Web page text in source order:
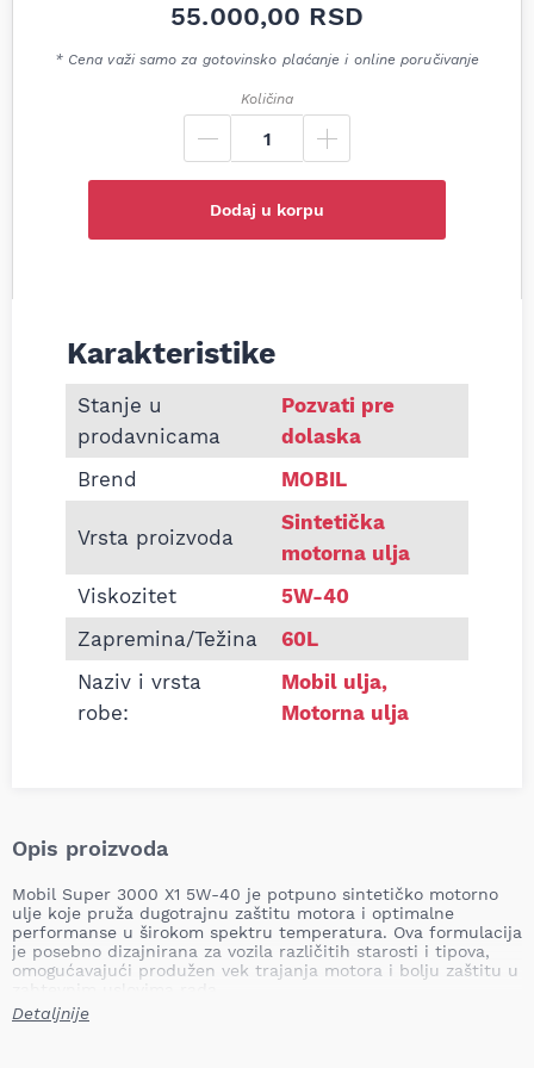
55.000,00 RSD
* Cena važi samo za gotovinsko plaćanje i online poručivanje
Količina
Dodaj u korpu
Informacije o Motorno ulje Mobil Super 3000
Karakteristike
Stanje u
prodavnicama
Pozvati pre
dolaska
Brend
MOBIL
Vrsta proizvoda
Sintetička
motorna ulja
Viskozitet
5W-40
Zapremina/Težina
60L
Naziv i vrsta
robe:
Mobil ulja,
Motorna ulja
Opis proizvoda
Mobil Super 3000 X1 5W-40 je potpuno sintetičko motorno
ulje koje pruža dugotrajnu zaštitu motora i optimalne
performanse u širokom spektru temperatura. Ova formulacija
je posebno dizajnirana za vozila različitih starosti i tipova,
omogućavajući produžen vek trajanja motora i bolju zaštitu u
Primena
Detaljnije